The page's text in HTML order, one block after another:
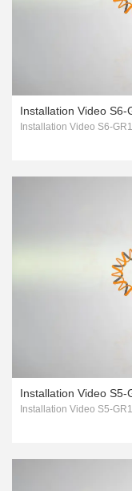
Installation Video S6-
Installation Video S6-
Installation Video S5-
Installation Video S5-